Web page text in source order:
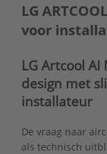
LG
voor
LG Artcool
design met
installateur
De vraag naar
als technisch